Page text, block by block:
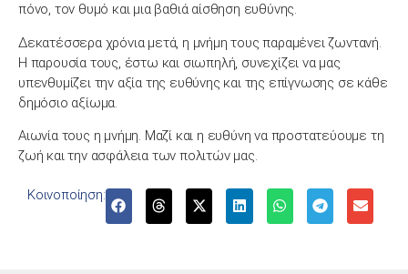
πόνο, τον θυμό και μια βαθιά αίσθηση ευθύνης.
Δεκατέσσερα χρόνια μετά, η μνήμη τους παραμένει ζωντανή.
Η παρουσία τους, έστω και σιωπηλή, συνεχίζει να μας
υπενθυμίζει την αξία της ευθύνης και της επίγνωσης σε κάθε
δημόσιο αξίωμα.
Αιωνία τους η μνήμη. Μαζί και η ευθύνη να προστατεύουμε τη
ζωή και την ασφάλεια των πολιτών μας.
Κοινοποίηση: